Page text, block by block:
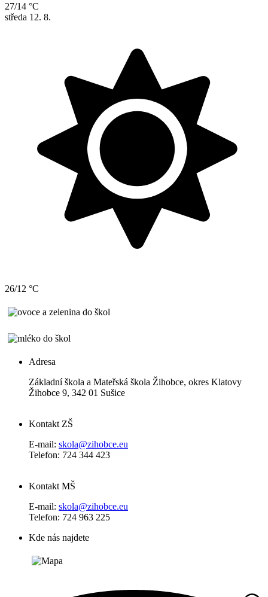
27/14 °C
středa 12. 8.
26/12 °C
Adresa
Základní škola a Mateřská škola Žihobce, okres Klatovy
Žihobce 9, 342 01 Sušice
Kontakt ZŠ
E-mail: skola@zihobce.eu
Telefon: 724 344 423
Kontakt MŠ
E-mail: skola@zihobce.eu
Telefon: 724 963 225
Kde nás najdete